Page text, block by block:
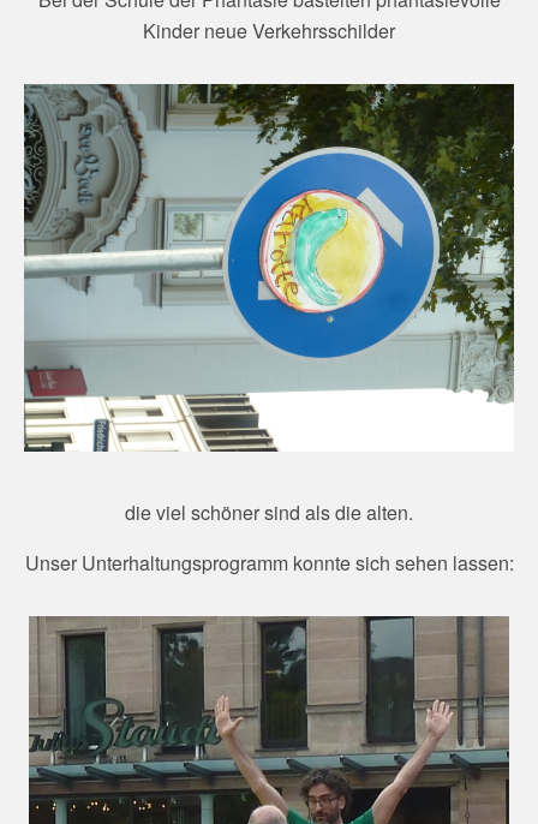
Kinder neue Verkehrsschilder
die viel schöner sind als die alten.
Unser Unterhaltungsprogramm konnte sich sehen lassen: